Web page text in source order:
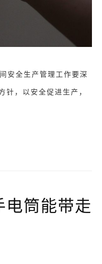
安全生产管理工作要深
针，以安全促进生产，
筒能带走